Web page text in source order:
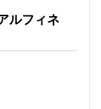
ルフィネ